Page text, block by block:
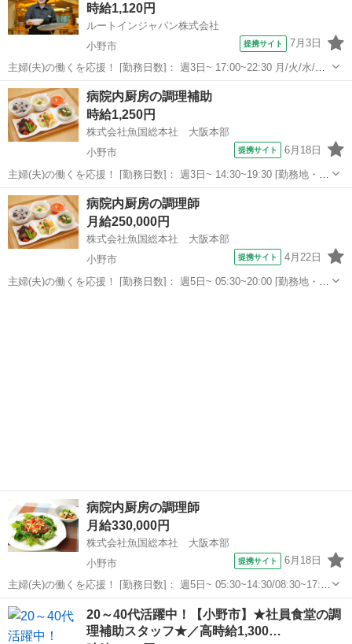
ンにて...
時給1,120円
ルートインジャパン株式会社
小野市
提携サイト 7月3日
主婦(夫)の働くを応援！ [勤務日数]： 週3日~ 17:00~22:30 月/火/水/木/
金/土/日 などから選べます [勤務地・最寄駅]： 兵庫県小野市敷地町
1503-1 ホテルルートイン小野 [職種名]：夕食ホ...
兵庫 小野市 キッチン
病院内厨房の調理補助
時給1,250円
株式会社魚国総本社 大阪本部
小野市
提携サイト 6月18日
主婦(夫)の働くを応援！ [勤務日数]： 週3日~ 14:30~19:30 [勤務地・最
寄駅]： 兵庫県小野市匠台72-1 （医）薫楓会 緑駿病院内 事業所 大
村(兵庫県)駅自動車5分 [職種名]：病院内厨房の調理...
兵庫 小野市 キッチン
病院内厨房の調理師
月給250,000円
株式会社魚国総本社 大阪本部
小野市
提携サイト 4月22日
主婦(夫)の働くを応援！ [勤務日数]： 週5日~ 05:30~20:00 [勤務地・最
病院内厨房の調理師
月給330,000円
株式会社魚国総本社 大阪本部
小野市
提携サイト 6月18日
主婦(夫)の働くを応援！ [勤務日数]： 週5日~ 05:30~14:30/08:30~17:30
[勤務地・最寄駅]： 兵庫県小野市匠台72-1 （医）薫楓会 緑駿病院厨
房内魚国総本社事業所 大村(兵庫県)駅自動車...
兵庫 キッチン
20～40代活躍中！【小野市】★社員食堂の調
理補助スタッフ★／高時給1,300…